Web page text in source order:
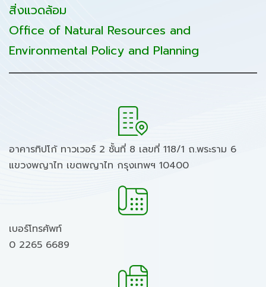
สิ่งแวดล้อม
Office of Natural Resources and
Environmental Policy and Planning
อาคารทิปโก้ ทาวเวอร์ 2 ชั้นที่ 8 เลขที่ 118/1 ถ.พระราม 6
แขวงพญาไท เขตพญาไท กรุงเทพฯ 10400
เบอร์โทรศัพท์
0 2265 6689